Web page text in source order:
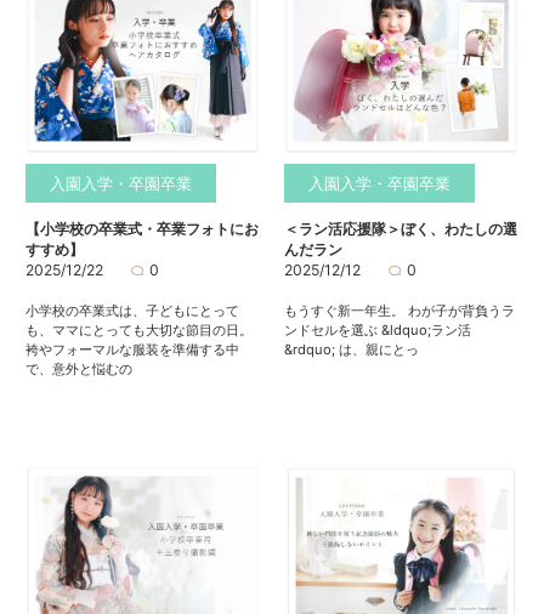
入園入学・卒園卒業
【小学校の卒業式・卒業フォトにお
すすめ】
2025/12/22
0
小学校の卒業式は、子どもにとって
も、ママにとっても大切な節目の日。
袴やフォーマルな服装を準備する中
で、意外と悩むの
入園入学・卒園卒業
＜ラン活応援隊＞ぼく、わたしの選
んだラン
2025/12/12
0
もうすぐ新一年生。 わが子が背負うラ
ンドセルを選ぶ &ldquo;ラン活
&rdquo; は、親にとっ